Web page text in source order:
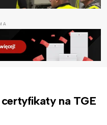
na TGE